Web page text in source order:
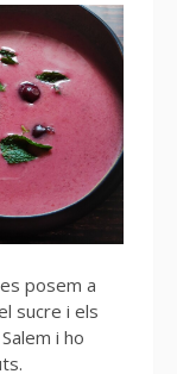
posem a
sucre i els
i ho